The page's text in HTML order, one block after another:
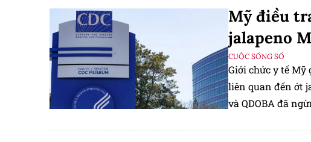
Mỹ điều
jalapeno
CUỘC SỐNG SỐ
Giới chức y tế Mỹ
liên quan đến ớt
và QDOBA đã